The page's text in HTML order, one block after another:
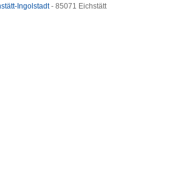
Ingolstadt- 85071 Eichstätt